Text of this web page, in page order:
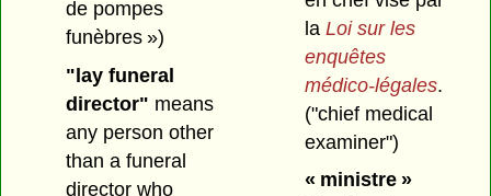
de pompes
funèbres »)
"lay funeral
director" means
any person other
than a funeral
director who
la Loi sur les
enquêtes
médico-légales.
("chief medical
examiner")
« ministre »